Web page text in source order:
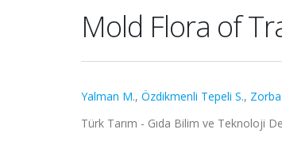
Mold Flora of
Yalman M., Özdikmenli Tepeli S.,
Türk Tarım - Gıda Bilim ve Teknoloji